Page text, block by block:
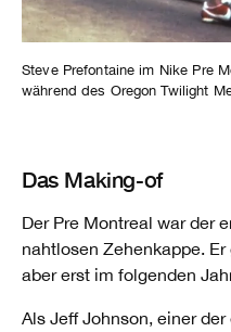
Steve Prefontaine im Nike Pre
während des Oregon Twilight
Das Making-of
Der Pre Montreal war der
nahtlosen Zehenkappe.
aber erst im folgenden
Als Jeff Johnson, einer